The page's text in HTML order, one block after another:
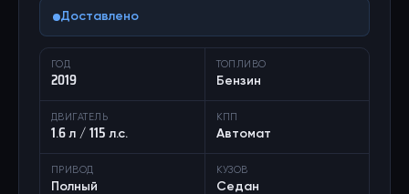
Доставлено
ГОД
2019
ТОПЛИВО
Бензин
ДВИГАТЕЛЬ
1.6 л / 115 л.с.
КПП
Автомат
ПРИВОД
Полный
КУЗОВ
Седан